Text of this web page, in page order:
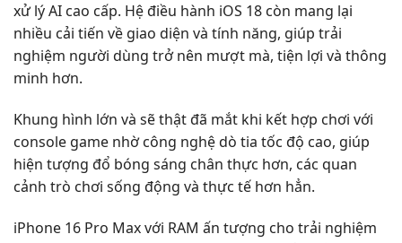
xử lý AI cao cấp. Hệ điều hành iOS 18 còn mang lại
nhiều cải tiến về giao diện và tính năng, giúp trải
nghiệm người dùng trở nên mượt mà, tiện lợi và thông
minh hơn.
Khung hình lớn và sẽ thật đã mắt khi kết hợp chơi với
console game nhờ công nghệ dò tia tốc độ cao, giúp
hiện tượng đổ bóng sáng chân thực hơn, các quan
cảnh trò chơi sống động và thực tế hơn hẳn.
iPhone 16 Pro Max với RAM ấn tượng cho trải nghiệm